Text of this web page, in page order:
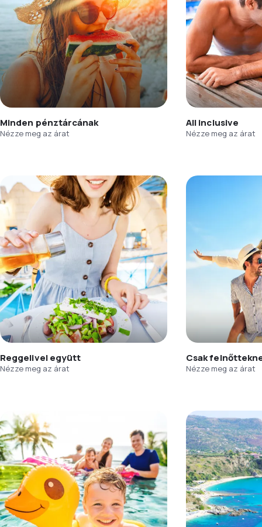
Minden pénztárcának
Nézze meg az árat
All inclusive
Nézze meg az árat
Reggelivel együtt
Nézze meg az árat
Csak
Nézze meg az árat